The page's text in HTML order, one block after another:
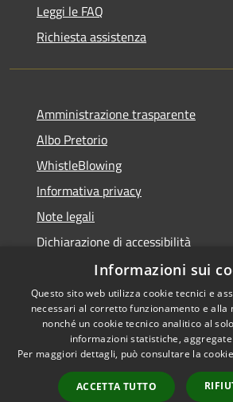
Leggi le FAQ
Richiesta assistenza
Amministrazione trasparente
Albo Pretorio
WhistleBlowing
Informativa privacy
Note legali
Dichiarazione di accessibilità
Accessibilità
Privacy
Informazioni sui
Questo sito web utilizza cookie tecnici e
necessari al corretto funzionamento e alla
nonché un cookie tecnico analitico al
informazioni statistiche,
Per maggiori dettagli, può consultare la
ACCETTA TUTTO